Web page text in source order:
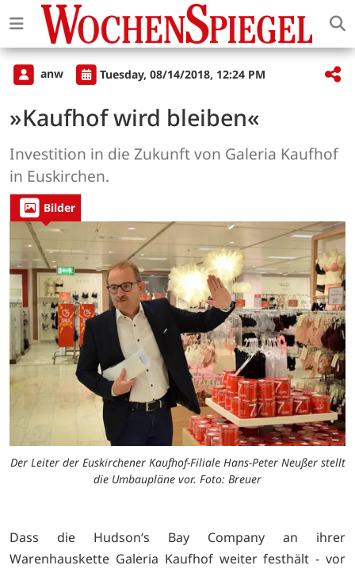
anw Tuesday, 08/14/2018, 12:24 PM
»Kaufhof wird bleiben«
Investition in die Zukunft von Galeria Kaufhof
in Euskirchen.
Bilder
Der Leiter der Euskirchener Kaufhof-Filiale Hans-Peter Neußer stellt
die Umbaupläne vor. Foto: Breuer
Dass die Hudson‘s Bay Company an ihrer
Warenhauskette Galeria Kaufhof weiter festhält - vor